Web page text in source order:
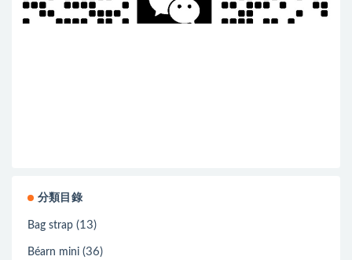
分類目錄
Bag strap (13)
Béarn mini (36)